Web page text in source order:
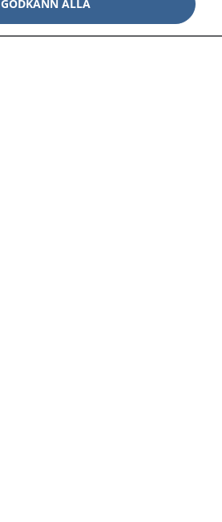
GODKÄNN ALLA